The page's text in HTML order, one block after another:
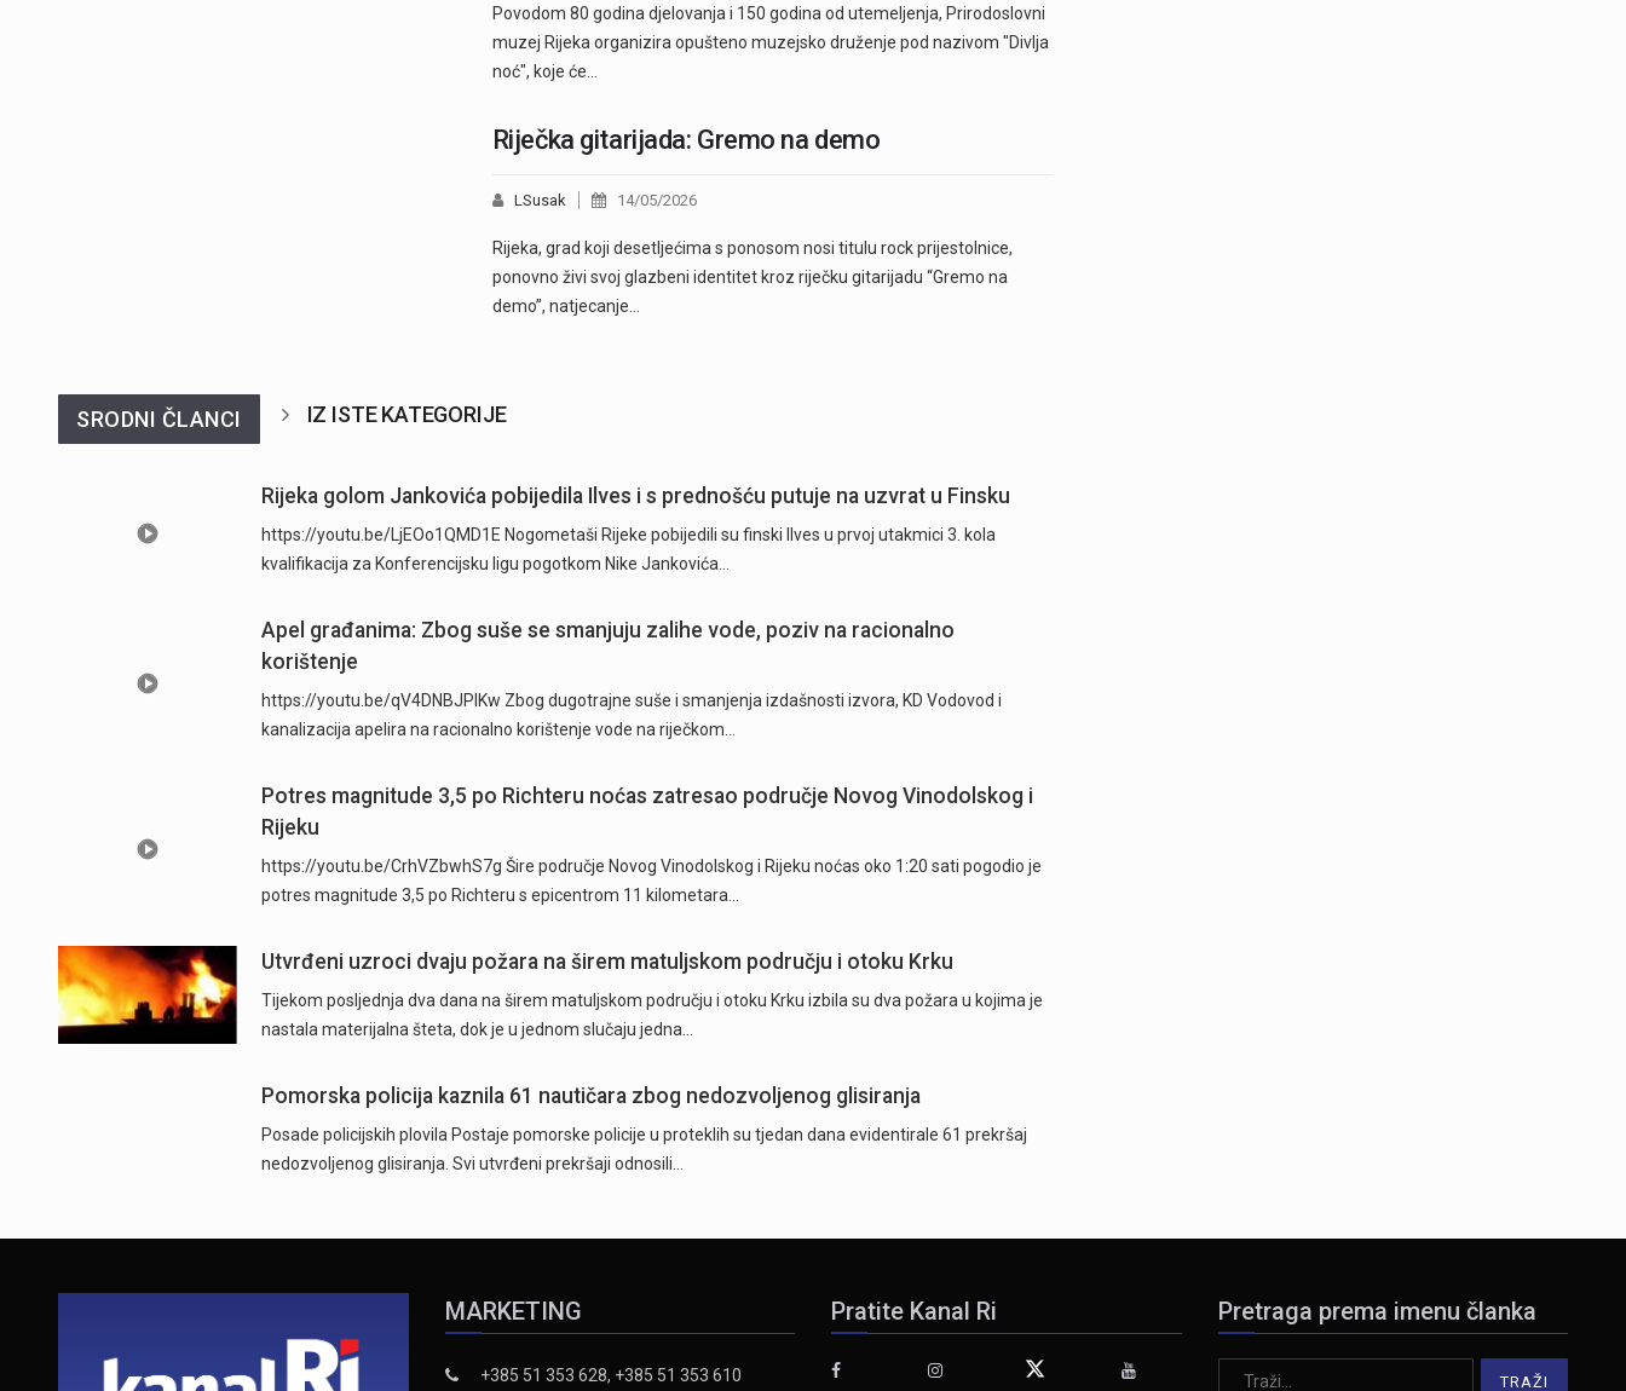
Povodom 80 godina djelovanja i 150 godina od utemeljenja, Prirodoslovni
muzej Rijeka organizira opušteno muzejsko druženje pod nazivom "Divlja
noć", koje će…
Riječka gitarijada: Gremo na demo
LSusak 14/05/2026
Rijeka, grad koji desetljećima s ponosom nosi titulu rock prijestolnice,
ponovno živi svoj glazbeni identitet kroz riječku gitarijadu “Gremo na
demo”, natjecanje…
SRODNI ČLANCI IZ ISTE KATEGORIJE
Rijeka golom Jankovića pobijedila Ilves i s prednošću putuje na uzvrat u Finsku
https://youtu.be/LjEOo1QMD1E Nogometaši Rijeke pobijedili su finski Ilves u prvoj utakmici 3. kola
kvalifikacija za Konferencijsku ligu pogotkom Nike Jankovića…
Apel građanima: Zbog suše se smanjuju zalihe vode, poziv na racionalno
korištenje
https://youtu.be/qV4DNBJPlKw Zbog dugotrajne suše i smanjenja izdašnosti izvora, KD Vodovod i
kanalizacija apelira na racionalno korištenje vode na riječkom…
Potres magnitude 3,5 po Richteru noćas zatresao područje Novog Vinodolskog i
Rijeku
https://youtu.be/CrhVZbwhS7g Šire područje Novog Vinodolskog i Rijeku noćas oko 1:20 sati pogodio je
potres magnitude 3,5 po Richteru s epicentrom 11 kilometara…
Utvrđeni uzroci dvaju požara na širem matuljskom području i otoku Krku
Tijekom posljednja dva dana na širem matuljskom području i otoku Krku izbila su dva požara u kojima je
nastala materijalna šteta, dok je u jednom slučaju jedna…
Pomorska policija kaznila 61 nautičara zbog nedozvoljenog glisiranja
Posade policijskih plovila Postaje pomorske policije u proteklih su tjedan dana evidentirale 61 prekršaj
nedozvoljenog glisiranja. Svi utvrđeni prekršaji odnosili…
MARKETING
+385 51 353 628, +385 51 353 610
Pratite Kanal Ri Pretraga prema imenu članka